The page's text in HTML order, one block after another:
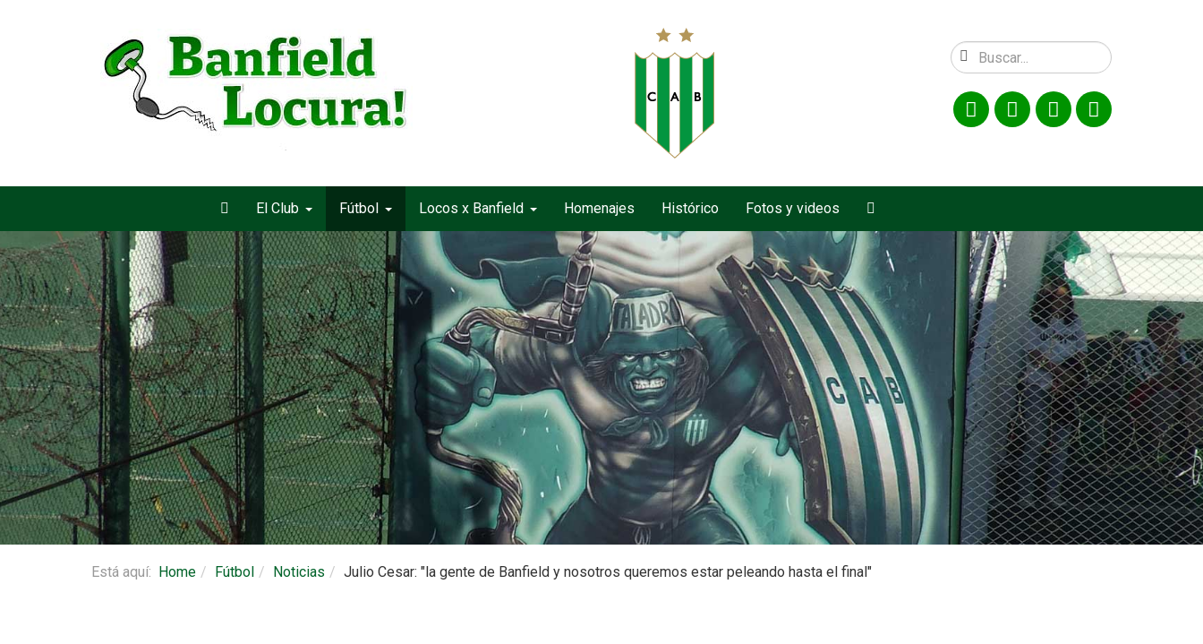
El Club Fútbol Locos x Banfield Homenajes Histórico Fotos y videos
Está aquí: Home Fútbol Noticias Julio Cesar: "la gente de Banfield y nosotros queremos estar peleando hasta el final"